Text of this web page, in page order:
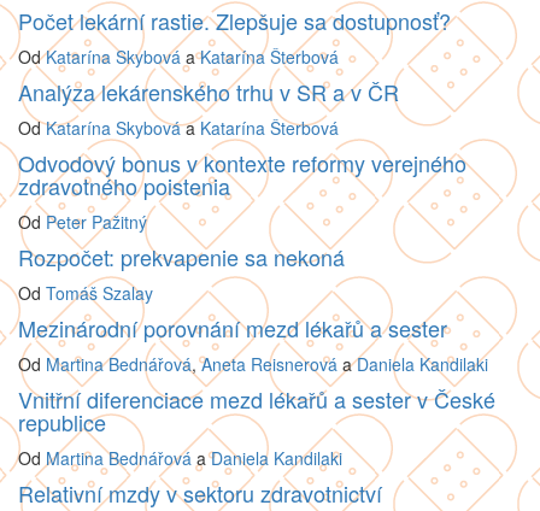
Počet lekární rastie. Zlepšuje sa dostupnosť?
OdKatarína Skybová aKatarína Šterbová
Analýza lekárenského trhu v SR a v ČR
OdKatarína SkybováaKatarína Šterbová
Odvodový bonus v kontexte reformy verejného
zdravotného poistenia
Od Peter Pažitný
Rozpočet: prekvapenie sa nekoná
Od Tomáš Szalay
Mezinárodní porovnání mezd lékařů a sester
Od Martina Bednářová,Aneta Reisnerová aDaniela Kandilaki
Vnitřní diferenciace mezd lékařů a sester v České
republice
Od Martina Bednářová aDaniela Kandilaki
Relativní mzdy v sektoru zdravotnictví